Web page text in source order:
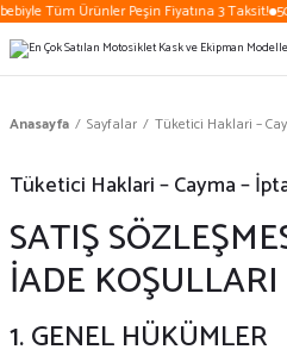
Tüm Ürünler Peşin Fiyatına 3 Taksit!
Anasayfa Sayfalar Tüketici Haklari –
Tüketici Haklari – Cayma –
SATIŞ
İADE KOŞULLARI
1. GENEL HÜKÜMLER